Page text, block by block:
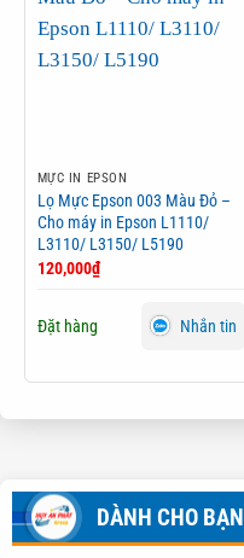
MỰC IN EPSON
Lọ Mực Epson 003 Màu Đỏ –
Cho máy in Epson L1110/
L3110/ L3150/ L5190
120,000₫
Đặt hàng Nhắn tin
DÀNH CHO BẠN